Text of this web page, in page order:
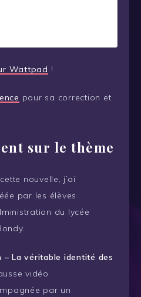
Wattpad !
pour sa correction et
sur le thème
nouvelle, j’ai
par les élèves
du lycée
– La véritable identité des
vidéo
par un